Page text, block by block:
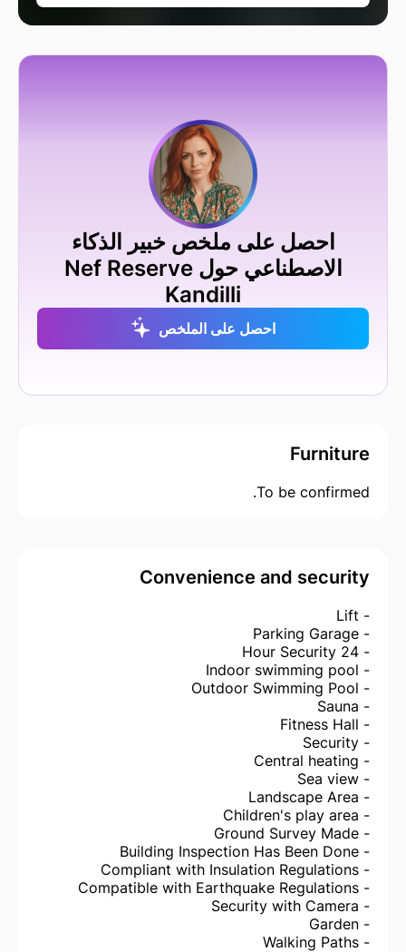
احصل على ملخص خبير الذكاء
الاصطناعي حول Nef Reserve
Kandilli
احصل على الملخص
Furniture
To be confirmed.
Convenience and security
- Lift
- Parking Garage
- 24 Hour Security
- Indoor swimming pool
- Outdoor Swimming Pool
- Sauna
- Fitness Hall
- Security
- Central heating
- Sea view
- Landscape Area
- Children's play area
- Ground Survey Made
- Building Inspection Has Been Done
- Compliant with Insulation Regulations
- Compatible with Earthquake Regulations
- Security with Camera
- Garden
- Walking Paths